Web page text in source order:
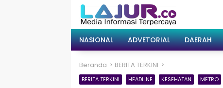
NASIONAL ADVETORIAL DAERAH
Beranda BERITA TERKINI
BERITA TERKINI HEADLINE KESEHATAN METRO